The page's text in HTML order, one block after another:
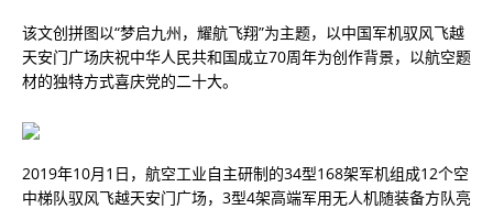
该文创拼图以“梦启九州，耀航飞翔”为主题，以中国军机驭风飞越
天安门广场庆祝中华人民共和国成立70周年为创作背景，以航空题
材的独特方式喜庆党的二十大。
2019年10月1日，航空工业自主研制的34型168架军机组成12个空
中梯队驭风飞越天安门广场，3型4架高端军用无人机随装备方队亮